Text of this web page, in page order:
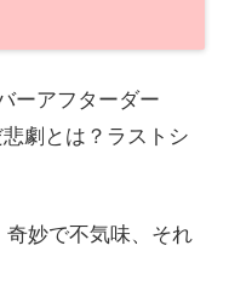
ーアフターダー
劇とは？ラストシ
妙で不気味、それ